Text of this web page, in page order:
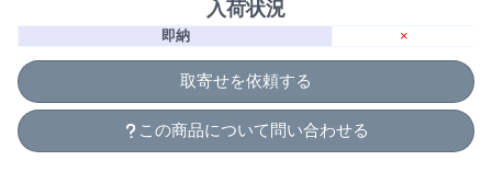
入荷状況
即納 ×
取寄せを依頼する
この商品について問い合わせる